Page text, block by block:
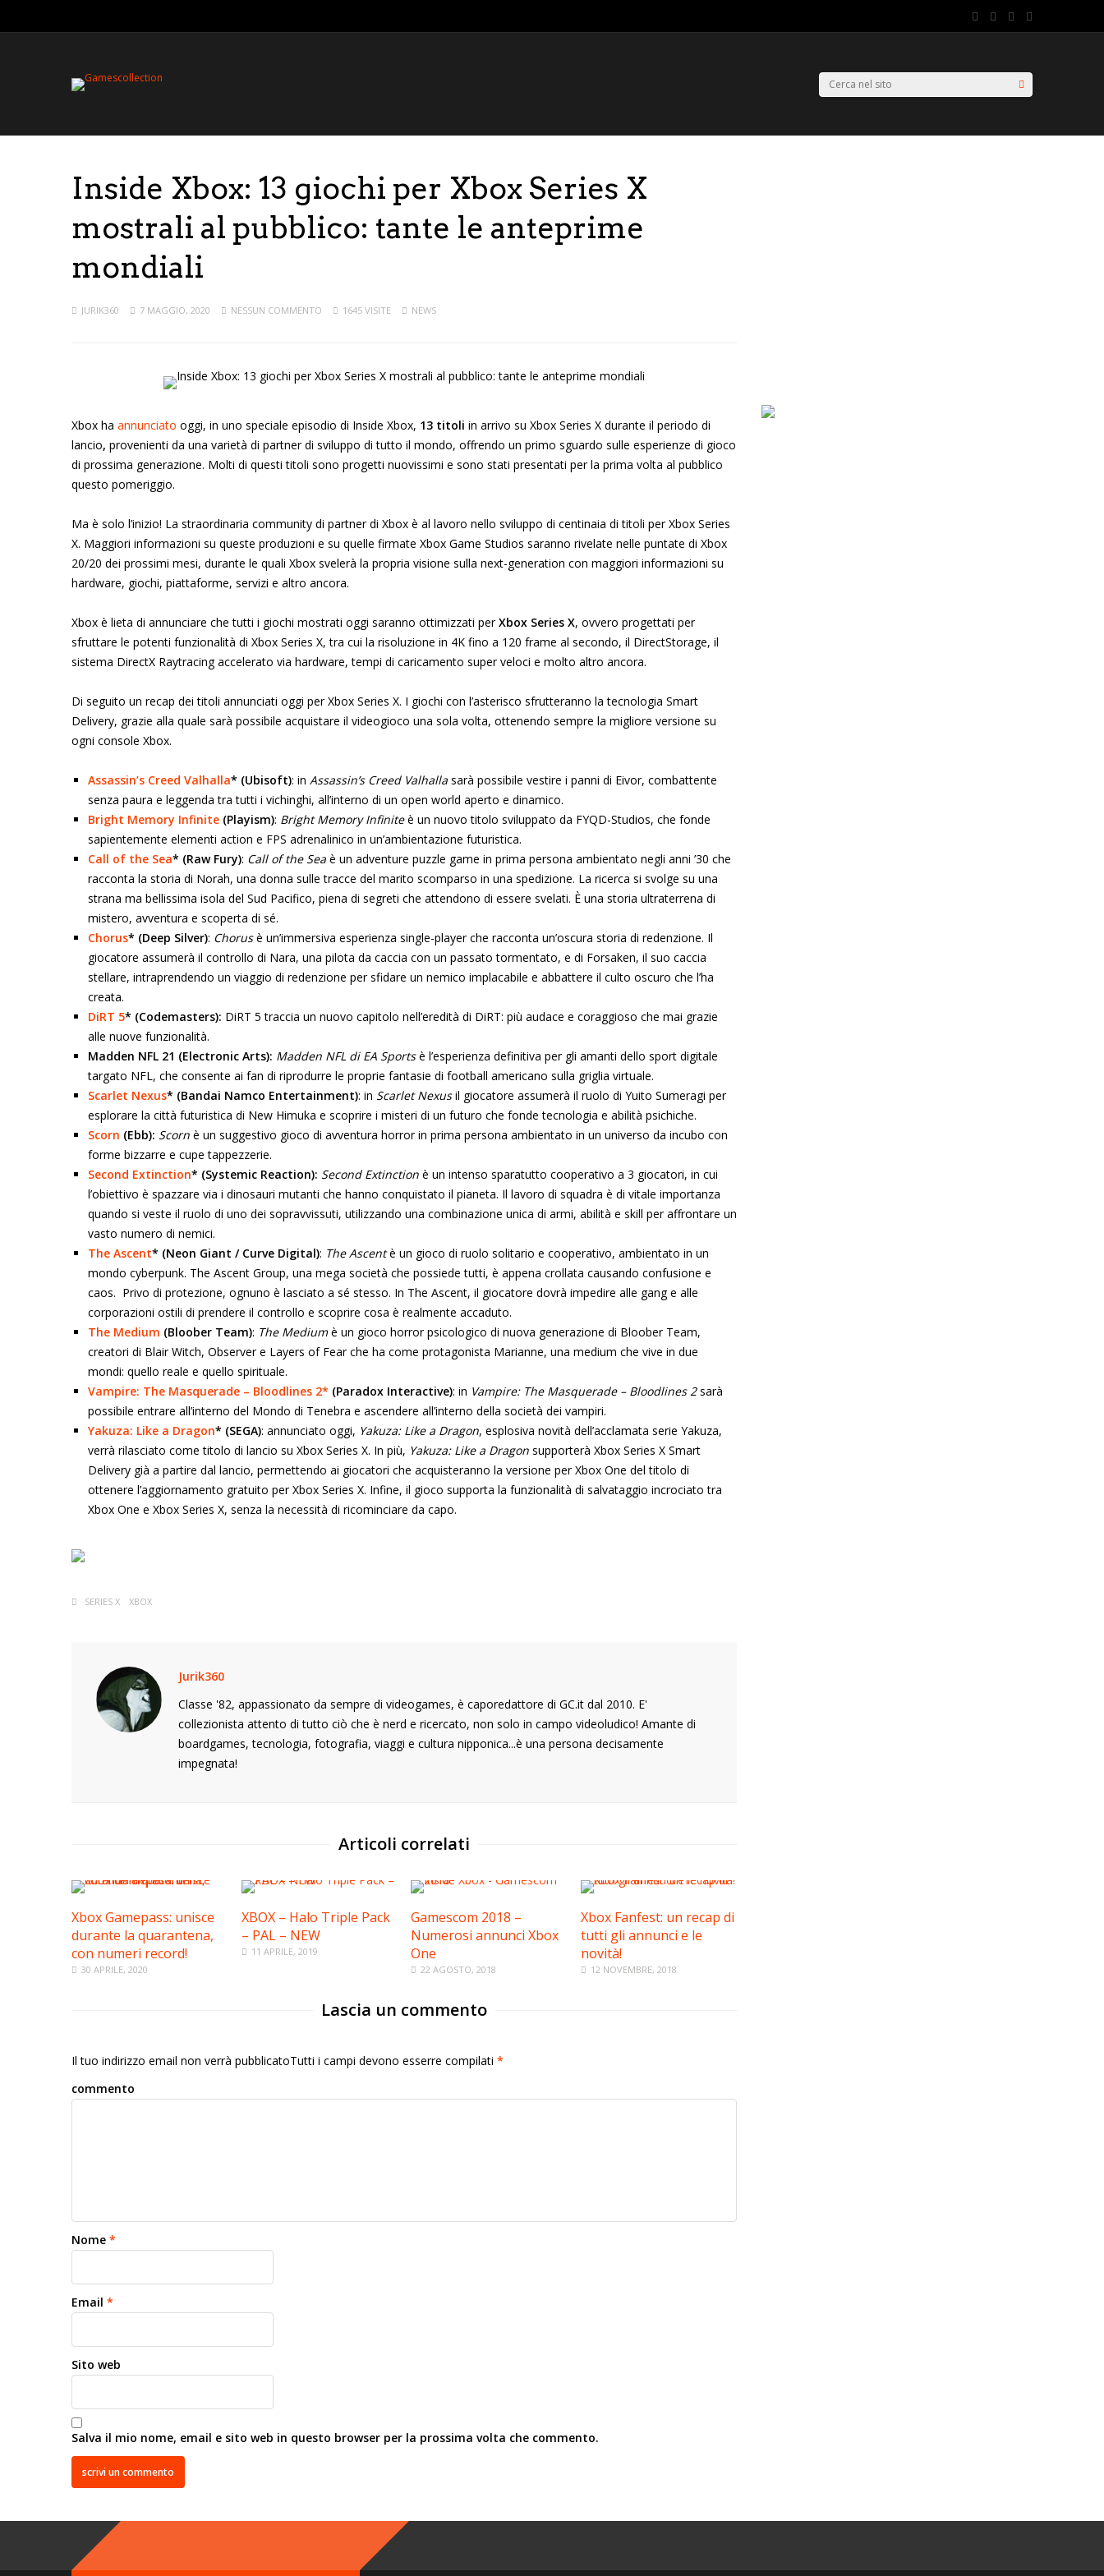
Inside Xbox: 13 giochi per Xbox Series X
mostrali al pubblico: tante le anteprime
mondiali
JURIK360 7 MAGGIO, 2020 NESSUN COMMENTO 1645 VISITE NEWS
Xbox ha annunciato oggi, in uno speciale episodio di Inside Xbox, 13 titoli in arrivo su Xbox Series X durante il periodo di
lancio, provenienti da una varietà di partner di sviluppo di tutto il mondo, offrendo un primo sguardo sulle esperienze di gioco
di prossima generazione. Molti di questi titoli sono progetti nuovissimi e sono stati presentati per la prima volta al pubblico
questo pomeriggio.
Ma è solo l’inizio! La straordinaria community di partner di Xbox è al lavoro nello sviluppo di centinaia di titoli per Xbox Series
X. Maggiori informazioni su queste produzioni e su quelle firmate Xbox Game Studios saranno rivelate nelle puntate di Xbox
20/20 dei prossimi mesi, durante le quali Xbox svelerà la propria visione sulla next-generation con maggiori informazioni su
hardware, giochi, piattaforme, servizi e altro ancora.
Xbox è lieta di annunciare che tutti i giochi mostrati oggi saranno ottimizzati perXbox Series X, ovvero progettati per
sfruttare le potenti funzionalità di Xbox Series X, tra cui la risoluzione in 4K fino a 120 frame al secondo, il DirectStorage, il
sistema DirectX Raytracing accelerato via hardware, tempi di caricamento super veloci e molto altro ancora.
Di seguito un recap dei titoli annunciati oggi per Xbox Series X. I giochi con l’asterisco sfrutteranno la tecnologia Smart
Delivery, grazie alla quale sarà possibile acquistare il videogioco una sola volta, ottenendo sempre la migliore versione su
ogni console Xbox.
Assassin’s Creed Valhalla* (Ubisoft): in Assassin’s Creed Valhalla sarà possibile vestire i panni di Eivor, combattente
senza paura e leggenda tra tutti i vichinghi, all’interno di un open world aperto e dinamico.
Bright Memory Infinite (Playism): Bright Memory Infiniteè un nuovo titolo sviluppato da FYQD-Studios, che fonde
sapientemente elementi action e FPS adrenalinico in un’ambientazione futuristica.
Call of the Sea* (Raw Fury): Call of the Sea è un adventure puzzle game in prima persona ambientato negli anni ’30 che
racconta la storia di Norah, una donna sulle tracce del marito scomparso in una spedizione. La ricerca si svolge su una
strana ma bellissima isola del Sud Pacifico, piena di segreti che attendono di essere svelati. È una storia ultraterrena di
mistero, avventura e scoperta di sé.
Chorus* (Deep Silver): Chorusè un’immersiva esperienza single-player che racconta un’oscura storia di redenzione. Il
giocatore assumerà il controllo di Nara, una pilota da caccia con un passato tormentato, e di Forsaken, il suo caccia
stellare, intraprendendo un viaggio di redenzione per sfidare un nemico implacabile e abbattere il culto oscuro che l’ha
creata.
DiRT 5* (Codemasters): DiRT 5 traccia un nuovo capitolo nell’eredità di DiRT: più audace e coraggioso che mai grazie
alle nuove funzionalità.
Madden NFL 21 (Electronic Arts): Madden NFL di EA Sportsè l’esperienza definitiva per gli amanti dello sport digitale
targato NFL, che consente ai fan di riprodurre le proprie fantasie di football americano sulla griglia virtuale.
Scarlet Nexus* (Bandai Namco Entertainment): in Scarlet Nexusil giocatore assumerà il ruolo di Yuito Sumeragi per
esplorare la città futuristica di New Himuka e scoprire i misteri di un futuro che fonde tecnologia e abilità psichiche.
Scorn (Ebb): Scorn è un suggestivo gioco di avventura horror in prima persona ambientato in un universo da incubo con
forme bizzarre e cupe tappezzerie.
Second Extinction* (Systemic Reaction): Second Extinction è un intenso sparatutto cooperativo a 3 giocatori, in cui
l’obiettivo è spazzare via i dinosauri mutanti che hanno conquistato il pianeta. Il lavoro di squadra è di vitale importanza
quando si veste il ruolo di uno dei sopravvissuti, utilizzando una combinazione unica di armi, abilità e skill per affrontare un
vasto numero di nemici.
The Ascent* (Neon Giant / Curve Digital): The Ascentè un gioco di ruolo solitario e cooperativo, ambientato in un
mondo cyberpunk. The Ascent Group, una mega società che possiede tutti, è appena crollata causando confusione e
caos. Privo di protezione, ognuno è lasciato a sé stesso. In The Ascent, il giocatore dovrà impedire alle gang e alle
corporazioni ostili di prendere il controllo e scoprire cosa è realmente accaduto.
The Medium (Bloober Team): The Medium è un gioco horror psicologico di nuova generazione di Bloober Team,
creatori di Blair Witch, Observer e Layers of Fear che ha come protagonista Marianne, una medium che vive in due
mondi: quello reale e quello spirituale.
Vampire: The Masquerade – Bloodlines 2* (Paradox Interactive): in Vampire: The Masquerade – Bloodlines 2sarà
possibile entrare all’interno del Mondo di Tenebra e ascendere all’interno della società dei vampiri.
Yakuza: Like a Dragon* (SEGA): annunciato oggi, Yakuza: Like a Dragon, esplosiva novità dell’acclamata serie Yakuza,
verrà rilasciato come titolo di lancio su Xbox Series X. In più, Yakuza: Like a Dragon supporterà Xbox Series X Smart
Delivery già a partire dal lancio, permettendo ai giocatori che acquisteranno la versione per Xbox One del titolo di
ottenere l’aggiornamento gratuito per Xbox Series X. Infine, il gioco supporta la funzionalità di salvataggio incrociato tra
Xbox One e Xbox Series X, senza la necessità di ricominciare da capo.
SERIES X XBOX
Jurik360
Classe '82, appassionato da sempre di videogames, è caporedattore di GC.it dal 2010. E'
collezionista attento di tutto ciò che è nerd e ricercato, non solo in campo videoludico! Amante di
boardgames, tecnologia, fotografia, viaggi e cultura nipponica...è una persona decisamente
impegnata!
Articoli correlati
Xbox Gamepass: unisce
durante la quarantena,
con numeri record!
30 APRILE, 2020
XBOX – Halo Triple Pack
– PAL – NEW
11 APRILE, 2019
Gamescom 2018 –
Numerosi annunci Xbox
One
22 AGOSTO, 2018
Xbox Fanfest: un recap di
tutti gli annunci e le
novità!
12 NOVEMBRE, 2018
Lascia un commento
Il tuo indirizzo email non verrà pubblicatoTutti i campi devono esserre compilati *
commento
Nome *
Email *
Sito web
Salva il mio nome, email e sito web in questo browser per la prossima volta che commento.